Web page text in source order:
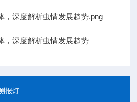
，深度解析虫情发展趋势
报灯